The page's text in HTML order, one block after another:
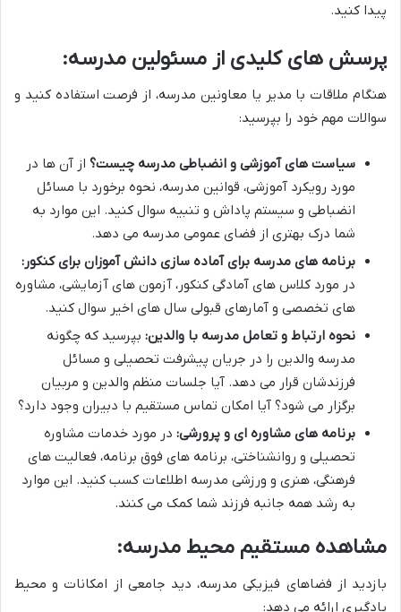
پیدا کنید.
پرسش های کلیدی از مسئولین مدرسه:
هنگام ملاقات با مدیر یا معاونین مدرسه، از فرصت استفاده کنید و
سوالات مهم خود را بپرسید:
سیاست های آموزشی و انضباطی مدرسه چیست؟ از آن ها در
مورد رویکرد آموزشی، قوانین مدرسه، نحوه برخورد با مسائل
انضباطی و سیستم پاداش و تنبیه سوال کنید. این موارد به
شما درک بهتری از فضای عمومی مدرسه می دهد.
برنامه های مدرسه برای آماده سازی دانش آموزان برای کنکور:
در مورد کلاس های آمادگی کنکور، آزمون های آزمایشی، مشاوره
های تخصصی و آمارهای قبولی سال های اخیر سوال کنید.
نحوه ارتباط و تعامل مدرسه با والدین: بپرسید که چگونه
مدرسه والدین را در جریان پیشرفت تحصیلی و مسائل
فرزندشان قرار می دهد. آیا جلسات منظم والدین و مربیان
برگزار می شود؟ آیا امکان تماس مستقیم با دبیران وجود دارد؟
برنامه های مشاوره ای و پرورشی: در مورد خدمات مشاوره
تحصیلی و روانشناختی، برنامه های فوق برنامه، فعالیت های
فرهنگی، هنری و ورزشی مدرسه اطلاعات کسب کنید. این موارد
به رشد همه جانبه فرزند شما کمک می کنند.
مشاهده مستقیم محیط مدرسه:
بازدید از فضاهای فیزیکی مدرسه، دید جامعی از امکانات و محیط
یادگیری ارائه می دهد: